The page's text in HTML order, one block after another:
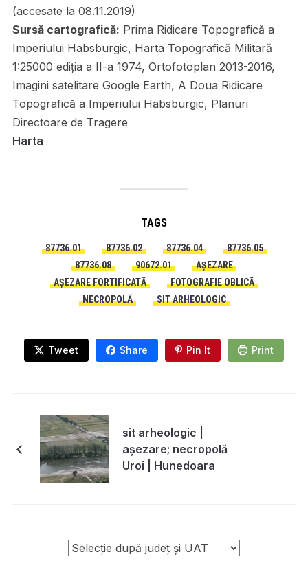
(accesate la 08.11.2019)
Sursă cartografică: Prima Ridicare Topografică a
Imperiului Habsburgic, Harta Topografică Militară
1:25000 ediția a II-a 1974, Ortofotoplan 2013-2016,
Imagini satelitare Google Earth, A Doua Ridicare
Topografică a Imperiului Habsburgic, Planuri
Directoare de Tragere
Harta
TAGS
87736.01 87736.02 87736.04
87736.05
87736.08
90672.01
AȘEZARE
AȘEZARE FORTIFICATĂ
FOTOGRAFIE OBLICĂ
NECROPOLĂ
SIT ARHEOLOGIC
Tweet Share Pin It Print
sit arheologic |
așezare; necropolă
Uroi | Hunedoara